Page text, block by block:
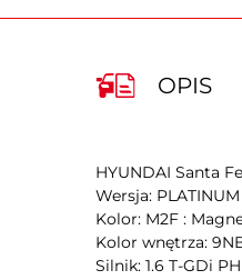
OPIS
HYUNDAI Santa
Wersja: PLATINUM
Kolor: M2F :
Kolor wnętrza:
Silnik: 1.6 T-GDi